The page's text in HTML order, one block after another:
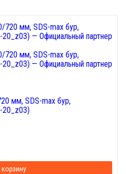
мм, SDS-max бур,
20_z03)
корзину